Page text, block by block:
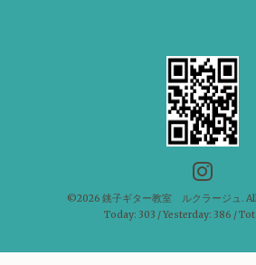
©2026 銚子ギター教室 ルクラージュ .
Today: 303 / Yesterday: 386 /